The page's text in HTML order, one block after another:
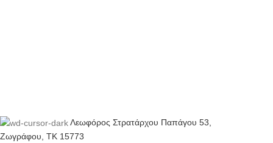
Λεωφόρος Στρατάρχου Παπάγου 53,
Ζωγράφου, ΤΚ 15773